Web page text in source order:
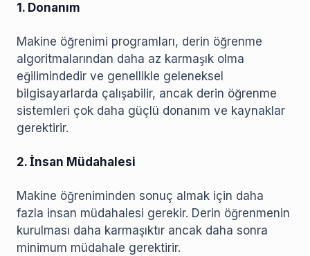
1. Donanım
Makine öğrenimi programları, derin öğrenme
algoritmalarından daha az karmaşık olma
eğilimindedir ve genellikle geleneksel
bilgisayarlarda çalışabilir, ancak derin öğrenme
sistemleri çok daha güçlü donanım ve kaynaklar
gerektirir.
2. İnsan Müdahalesi
Makine öğreniminden sonuç almak için daha
fazla insan müdahalesi gerekir. Derin öğrenmenin
kurulması daha karmaşıktır ancak daha sonra
minimum müdahale gerektirir.